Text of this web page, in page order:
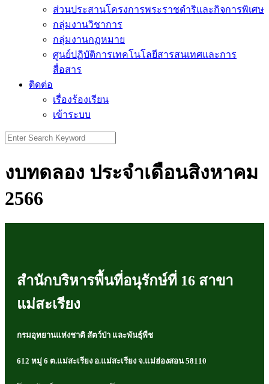
ส่วนประสานโครงการพระราชดำริและกิจการพิเศษ
กลุ่มงานวิชาการ
กลุ่มงานกฏหมาย
ศูนย์ปฏิบัติการเทคโนโลยีสารสนเทศและการ
สื่อสาร
ติดต่อ
เรื่องร้องเรียน
เข้าระบบ
Search
for:
งบทดลอง ประจำเดือนสิงหาคม
2566
สำนักบริหารพื้นที่อนุรักษ์ที่ 16 สาขา
แม่สะเรียง
กรมอุทยานแห่งชาติ สัตว์ป่า และพันธุ์พืช
612 หมู่ 6 ต.แม่สะเรียง อ.แม่สะเรียง จ.แม่ฮ่องสอน 58110